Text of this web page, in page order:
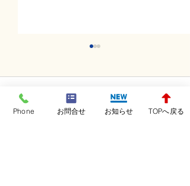
コメント
Phone お問合せ お知らせ TOPへ戻る